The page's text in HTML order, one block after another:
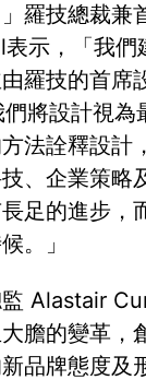
羅技總裁兼
示，「我們
羅技的首席
將設計視為
法詮釋設計
、企業策略
足的進步，
。」
Alastair
膽的變革，
品牌態度及